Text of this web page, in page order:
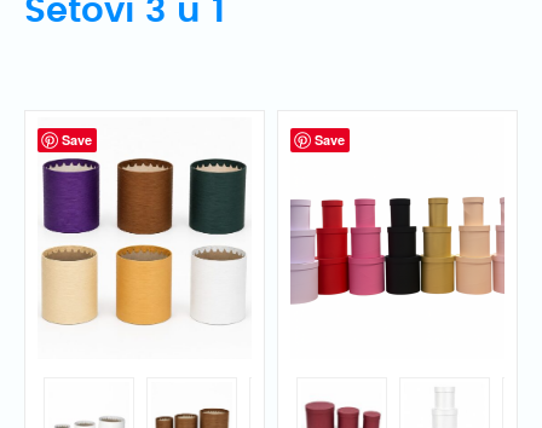
Setovi 3 u 1
Save Save